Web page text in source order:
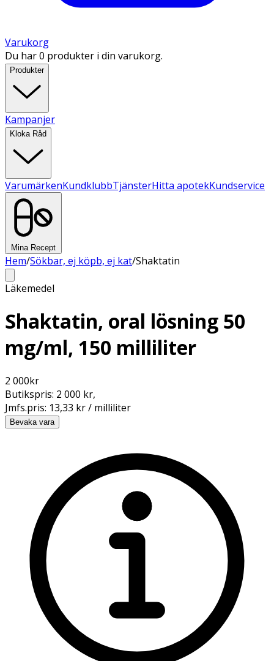
Varukorg
Du har 0 produkter i din varukorg.
Produkter
Kampanjer
Kloka Råd
VarumärkenKundklubbTjänsterHitta apotekKundservice
Mina Recept
Hem/Sökbar, ej köpb, ej kat/Shaktatin
Läkemedel
Shaktatin, oral lösning 50
mg/ml, 150 milliliter
2 000kr
Butikspris: 2 000 kr,
Jmfs.pris: 13,33 kr / milliliter
Bevaka vara